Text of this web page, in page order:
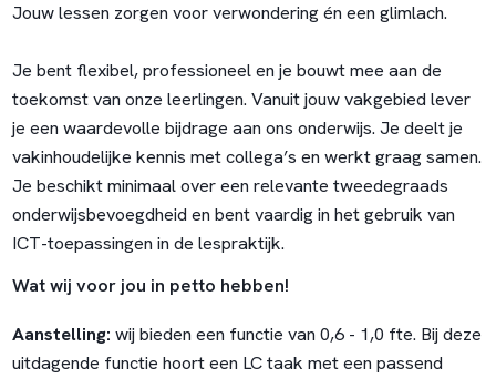
Jouw lessen zorgen voor verwondering én een glimlach.
Je bent flexibel, professioneel en je bouwt mee aan de
toekomst van onze leerlingen. Vanuit jouw vakgebied lever
je een waardevolle bijdrage aan ons onderwijs. Je deelt je
vakinhoudelijke kennis met collega’s en werkt graag samen.
Je beschikt minimaal over een relevante tweedegraads
onderwijsbevoegdheid en bent vaardig in het gebruik van
ICT-toepassingen in de lespraktijk.
Wat wij voor jou in petto hebben!
Aanstelling: wij bieden een functie van 0,6 - 1,0 fte. Bij deze
uitdagende functie hoort een LC taak met een passend